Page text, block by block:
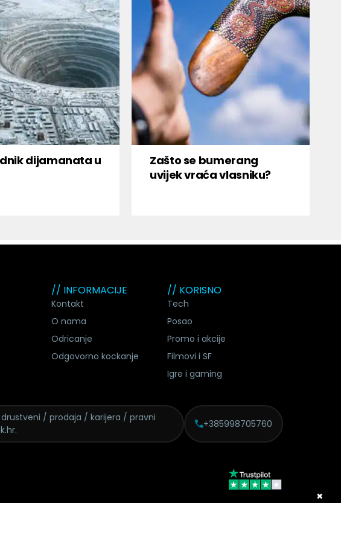
dijamanata u
Zašto se bumerang
uvijek vraća vlasniku?
×
// INFORMACIJE
Kontakt
O nama
Odricanje
Odgovorno kockanje
// KORISNO
Tech
Posao
Promo i akcije
Filmovi i SF
Igre i gaming
/ prodaja / karijera / pravni
+385998705760